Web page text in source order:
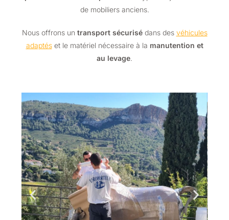
de mobiliers anciens.
Nous offrons un transport sécurisédans des véhicules
adaptéset le matériel nécessaire à la manutention et
au levage.